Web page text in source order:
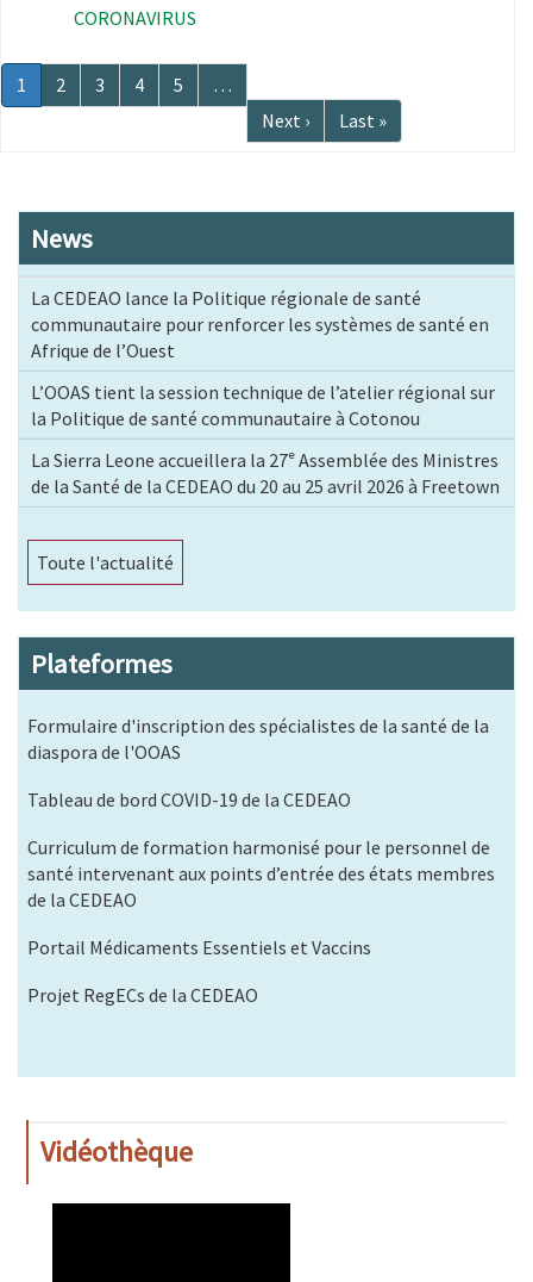
CORONAVIRUS
Pagination
Page
courante
1 Page
2 Page
3 Page
4 Page
5
…
Page
suivante
Next ›
Dernière
page
Last »
News
La CEDEAO lance la Politique régionale de santé
communautaire pour renforcer les systèmes de santé en
Afrique de l’Ouest
L’OOAS tient la session technique de l’atelier régional sur
la Politique de santé communautaire à Cotonou
La Sierra Leone accueillera la 27ᵉ Assemblée des Ministres
de la Santé de la CEDEAO du 20 au 25 avril 2026 à Freetown
Toute l'actualité
Plateformes
Formulaire d'inscription des spécialistes de la santé de la
diaspora de l'OOAS
Tableau de bord COVID-19 de la CEDEAO
Curriculum de formation harmonisé pour le personnel de
santé intervenant aux points d’entrée des états membres
de la CEDEAO
Portail Médicaments Essentiels et Vaccins
Projet RegECs de la CEDEAO
Vidéothèque